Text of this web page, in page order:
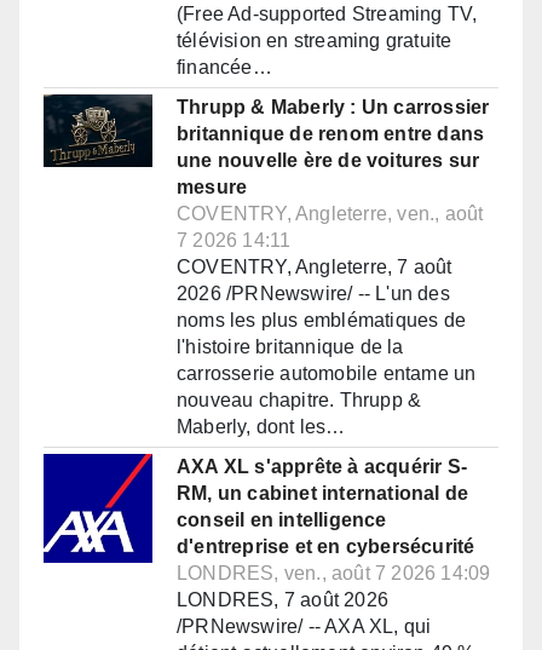
(Free Ad-supported Streaming TV,
télévision en streaming gratuite
financée…
Thrupp & Maberly : Un carrossier
britannique de renom entre dans
une nouvelle ère de voitures sur
mesure
COVENTRY, Angleterre, ven., août
7 2026 14:11
COVENTRY, Angleterre, 7 août
2026 /PRNewswire/ -- L'un des
noms les plus emblématiques de
l'histoire britannique de la
carrosserie automobile entame un
nouveau chapitre. Thrupp &
Maberly, dont les…
AXA XL s'apprête à acquérir S-
RM, un cabinet international de
conseil en intelligence
d'entreprise et en cybersécurité
LONDRES, ven., août 7 2026 14:09
LONDRES, 7 août 2026
/PRNewswire/ -- AXA XL, qui